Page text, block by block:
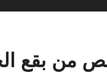
من بقع